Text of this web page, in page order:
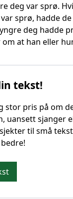
deg var sprø.
sprø, hadde
deg hadde
at han eller
tekst!
stor pris på om
uansett sjanger
til små